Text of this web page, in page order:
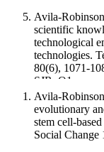
Avila-
scientific
technological
technologies.
80(6), 1071-
SJR: Q1
Avila-
of change of
the case of
849 [DOI:
Avila-
evolutionary
stem cell-
Social Change